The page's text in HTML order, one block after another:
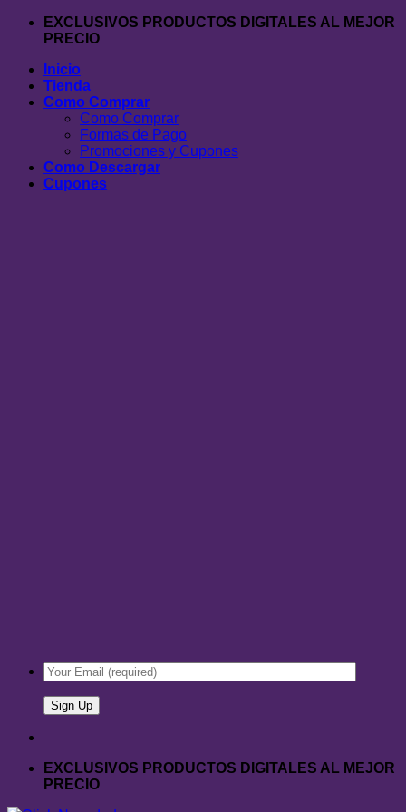
Saltar
EXCLUSIVOS PRODUCTOS DIGITALES AL MEJOR
PRECIO
Inicio
Tienda
Como Comprar
Como Comprar
Formas de Pago
Promociones y Cupones
Como Descargar
Cupones
EXCLUSIVOS PRODUCTOS DIGITALES AL MEJOR
PRECIO